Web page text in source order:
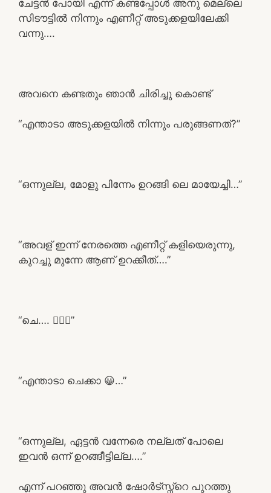
ചേട്ടൻ പോയി എന്ന് കണ്ടപ്പോൾ അനു മെല്ലെ
സിടൗട്ടിൽ നിന്നും എണീറ്റ് അടുക്കളയിലേക്കി
വന്നു….
അവനെ കണ്ടതും ഞാൻ ചിരിച്ചു കൊണ്ട്
“എന്താടാ അടുക്കളയിൽ നിന്നും പരുങ്ങണത്?”
“ഒന്നുല്ല, മോളു പിന്നേം ഉറങ്ങി ലെ മായേച്ചി…”
“അവള് ഇന്ന് നേരത്തെ എണീറ്റ് കളിയെരുന്നു,
കുറച്ചു മുന്നേ ആണ് ഉറക്കീത്….”
“ചെ…. 🤦🏻‍♂️”
“എന്താടാ ചെക്കാ 😀…”
“ഒന്നുല്ല, ഏട്ടൻ വന്നേരെ നല്ലത് പോലെ
ഇവൻ ഒന്ന് ഉറങ്ങീട്ടില്ല….”
എന്ന് പറഞ്ഞു അവൻ ഷോർട്സ്ന്റെ പുറത്തു